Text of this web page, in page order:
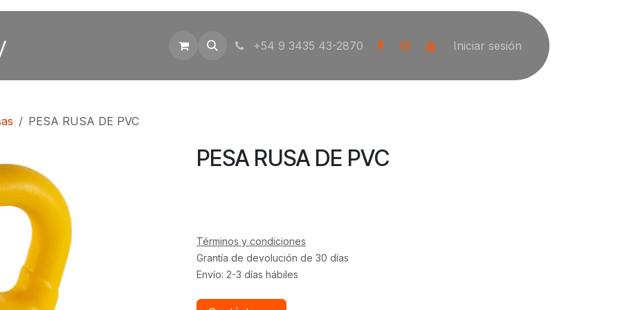
Contáctenos +54 9 3435 43-2870 Iniciar sesión
PESA RUSA DE PVC
PESA RUSA DE PVC
Términos y condiciones
Grantía de devolución de 30 días
Envío: 2-3 días hábiles